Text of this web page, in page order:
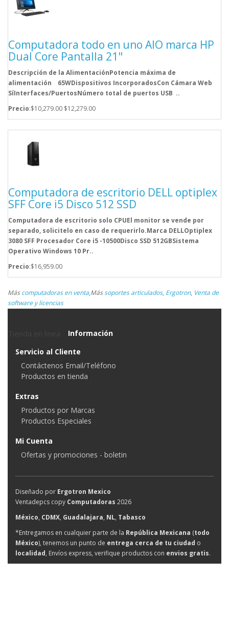
Computadora todo en uno AIO marca HP
Dual Core Pantalla 21"
Descripción de la AlimentaciónPotencia máxima de
alimentación 65WDispositivos IncorporadosCon Cámara Web
SíInterfaces/PuertosNúmero total de puertos USB ..
Precio:$10,279.00 $12,279.00
Computadora de escritorio DELL optiplex
SFF Core i5 Disco 512 SSD
Computadora de escritorio solo CPUEl monitor se vende por
separado, solicitelo en caso de requerirlo.Marca DELLOptiplex
3080 SFF Procesador Core i5 -10500Disco SSD 512GBSistema
Operativo Windows 10 Pr..
Precio:$16,959.00
Máscomputadoras en venta,Mássoportes articulados, Ergotron, Venta de
software y licencias
Información
Servicio al Cliente
Contáctenos Email/Teléfono
Productos en tienda
Extras
Productos por Marcas
Productos Especiales
Mi Cuenta
Ofertas y promociones - boletin
Diseñado por Ergotron Mexico
Ventadepcs copy Computadoras 2026
México, CDMX, Guadalajara, NL, Tabasco
*Entregamos en cualquier parte de la República Mexicana (todo
México), tenemos un punto de entrega cerca de tu ciudad o
localidad, Envíos express, verifique productos con envios gratis.